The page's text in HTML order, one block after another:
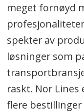
meget fornøyd
spekter av
løsninger som
raskt. Nor Lines
flere